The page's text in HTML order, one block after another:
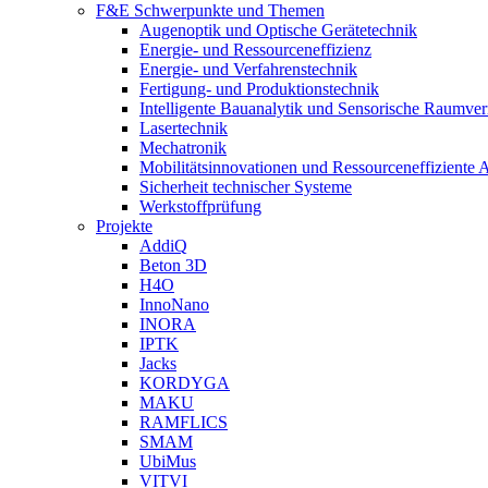
F&E Schwerpunkte und Themen
Augenoptik und Optische Gerätetechnik
Energie- und Ressourceneffizienz
Energie- und Verfahrenstechnik
Fertigung- und Produktionstechnik
Intelligente Bauanalytik und Sensorische
Lasertechnik
Mechatronik
Mobilitätsinnovationen und Ressourceneffiziente
Sicherheit technischer Systeme
Werkstoffprüfung
Projekte
AddiQ
Beton 3D
H4O
InnoNano
INORA
IPTK
Jacks
KORDYGA
MAKU
RAMFLICS
SMAM
UbiMus
VITVI